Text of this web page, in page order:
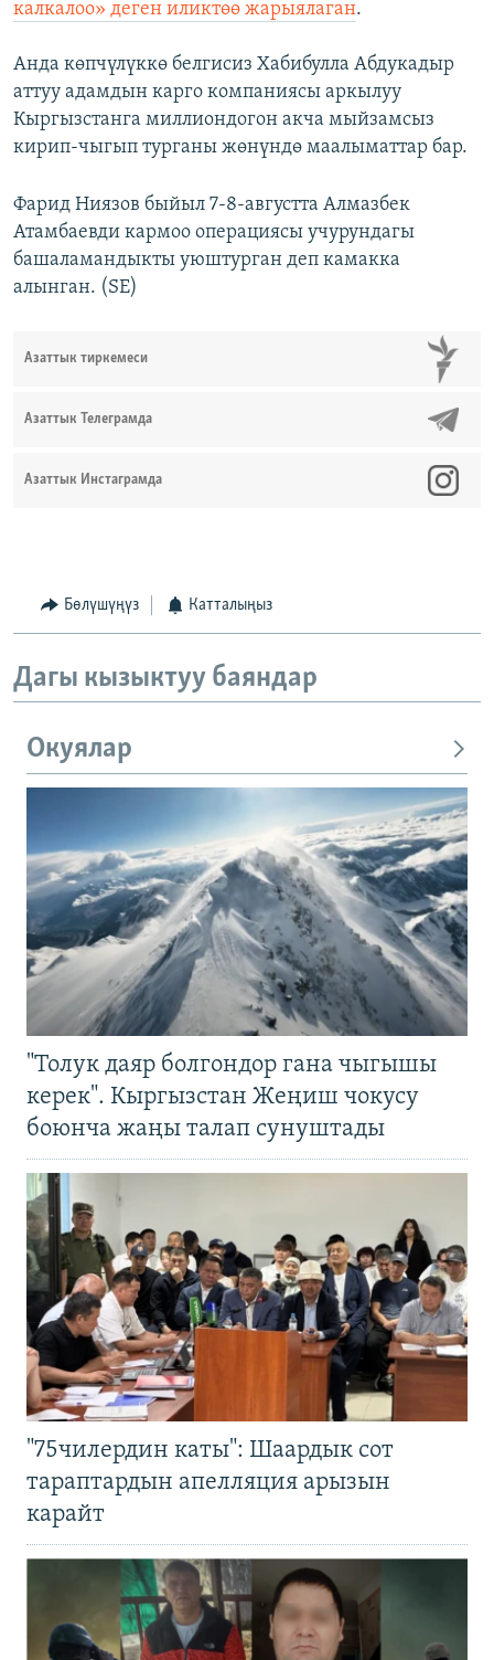
калкалоо» деген иликтөө жарыялаган.
Анда көпчүлүккө белгисиз Хабибулла Абдукадыр
аттуу адамдын карго компаниясы аркылуу
Кыргызстанга миллиондогон акча мыйзамсыз
кирип-чыгып турганы жөнүндө маалыматтар бар.
Фарид Ниязов быйыл 7-8-августта Алмазбек
Атамбаевди кармоо операциясы учурундагы
башаламандыкты уюштурган деп камакка
алынган. (SE)
Азаттык тиркемеси
Азаттык Телеграмда
Азаттык Инстаграмда
Бөлүшүңүз Катталыңыз
Дагы кызыктуу баяндар
Окуялар
"Толук даяр болгондор гана чыгышы
керек". Кыргызстан Жеңиш чокусу
боюнча жаңы талап сунуштады
"75чилердин каты": Шаардык сот
тараптардын апелляция арызын
карайт